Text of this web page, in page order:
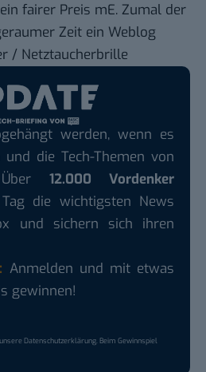
fairer Preis mE. Zumal der
Zeit ein Weblog
/ Netztaucherbrille
werden, wenn es
und die Tech-Themen von
12.000 Vordenker
die wichtigsten News
und sichern sich ihren
Anmelden und mit etwas
gewinnen!
Datenschutzerklärung. Beim Gewinnspiel